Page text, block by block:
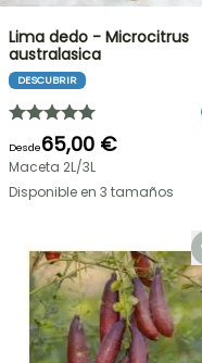
Lima dedo - Microcitrus
australasica
DESCUBRIR
Desde65,00 €
Maceta 2L/3L
Disponible en 3 tamaños